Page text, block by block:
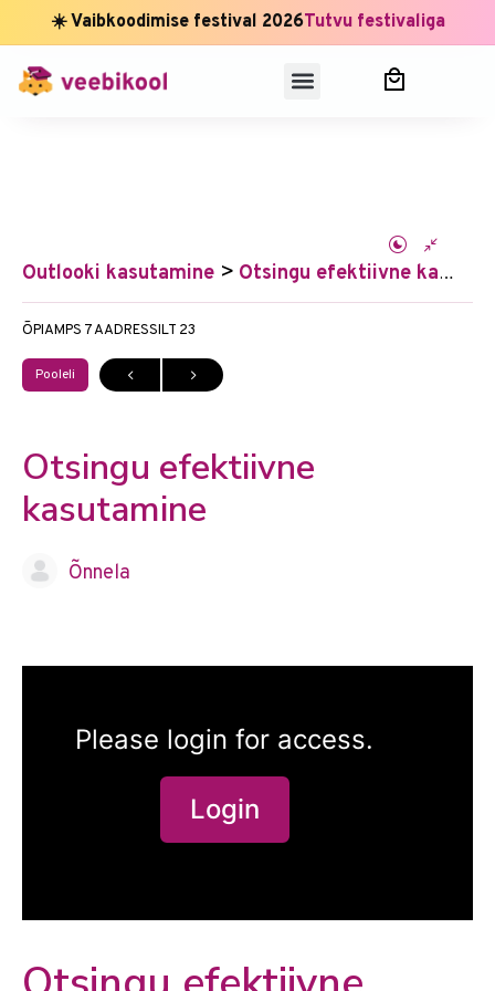
☀️ Vaibkoodimise festival 2026Tutvu festivaliga
Outlooki kasutamine Otsingu efektiivne kasutamine
ÕPIAMPS 7AADRESSILT 23
Pooleli
Otsingu efektiivne
kasutamine
Õnnela
Please login for access.
Login